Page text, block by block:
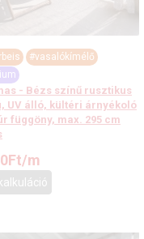
#vasalókímélő
- Bézs színű rusztikus
UV álló, kültéri árnyékoló
függöny, max. 295 cm
Ft/m